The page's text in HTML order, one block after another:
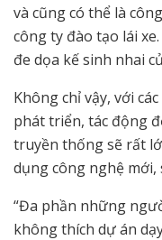
và cũng có thể là
công ty đào tạo lái
đe dọa kế sinh nhai
Không chỉ vậy, với
phát triển, tác động
truyền thống sẽ rất
dụng công nghệ mới,
“Đa phần những
không thích dự án